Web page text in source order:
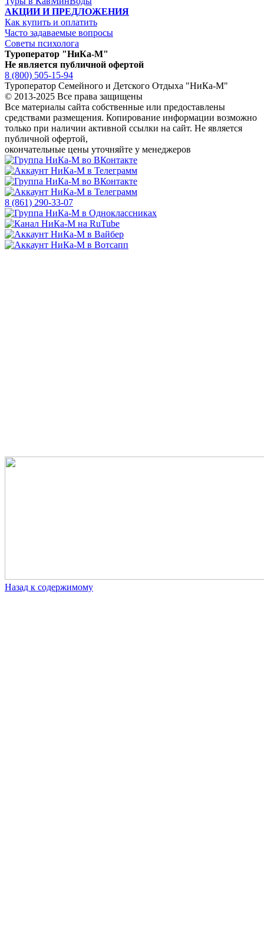
АКЦИИ И ПРЕДЛОЖЕНИЯ
Как купить и оплатить
Часто задаваемые вопросы
Советы психолога
Туроператор "НиКа-М"
Не является публичной офертой
8 (800) 505-15-94
Туроператор Семейного и Детского Отдыха "НиКа-М"
© 2013-2025 Все права защищены
Все материалы сайта собственные или предоставлены
средствами размещения. Копирование информации возможно
только при наличии активной ссылки на сайт. Не является
публичной офертой,
окончательные цены уточняйте у менеджеров
8 (861) 290-33-07
Назад к содержимому